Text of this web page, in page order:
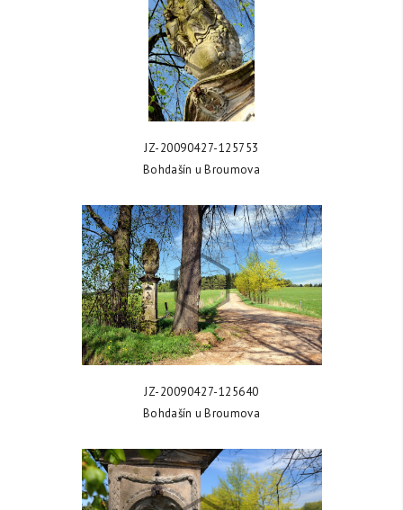
ZOBRAZIT FOTKU
JZ-20090427-125753
Bohdašín u Broumova
ZOBRAZIT FOTKU
JZ-20090427-125640
Bohdašín u Broumova